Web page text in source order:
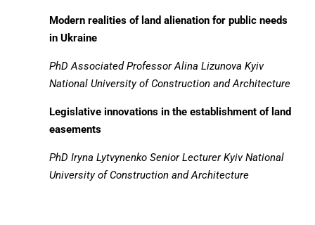
Modern realities of land alienation for public needs
in Ukraine
PhD Associated Professor Alina Lizunova Kyiv
National University of Construction and Architecture
Legislative innovations in the establishment of land
easements
PhD Iryna Lytvynenko Senior Lecturer Kyiv National
University of Construction and Architecture